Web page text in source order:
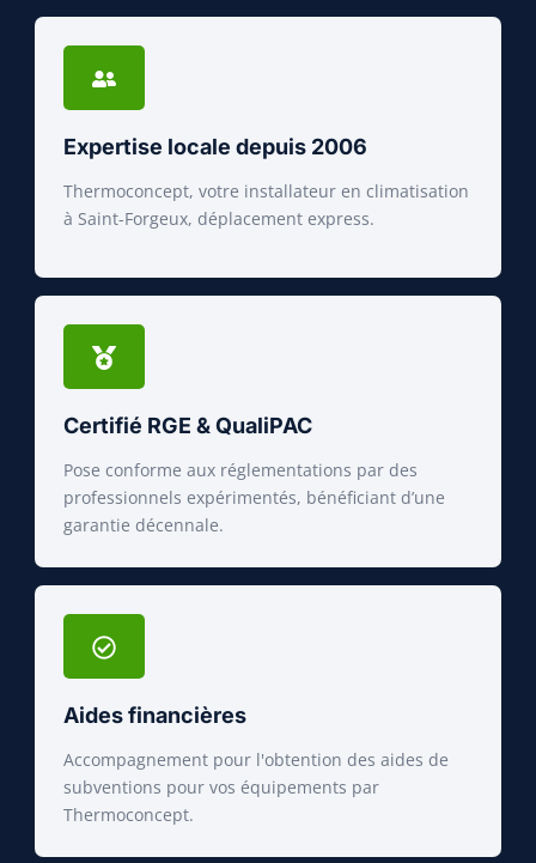
Expertise locale depuis 2006
Thermoconcept, votre installateur en climatisation
à Saint-Forgeux, déplacement express.
Certifié RGE & QualiPAC
Pose conforme aux réglementations par des
professionnels expérimentés, bénéficiant d’une
garantie décennale.
Aides financières
Accompagnement pour l'obtention des aides de
subventions pour vos équipements par
Thermoconcept.